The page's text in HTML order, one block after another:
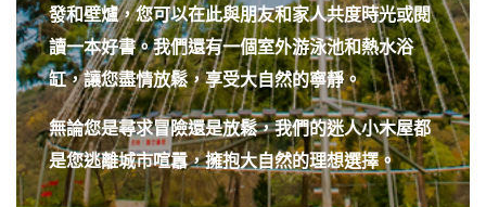
無論您是尋求冒險還是放鬆，我們的迷人小木屋都
是您逃離城市喧囂，擁抱大自然的理想選擇。
View More